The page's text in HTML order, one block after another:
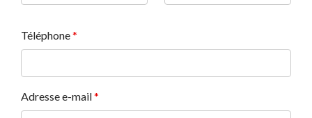
Téléphone*
Adresse e-mail*